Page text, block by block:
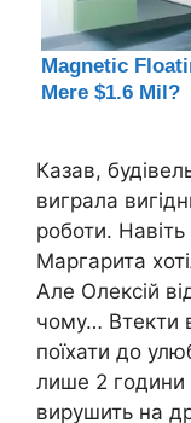
Казав,
виграла
роботи.
Маргарита
Але Олексій
чому… Втекти
поїхати до
лише 2 години
вирушить на